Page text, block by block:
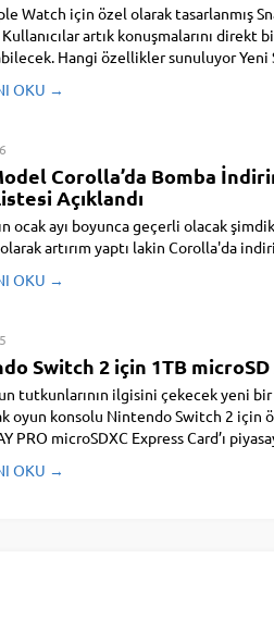
Watch için özel olarak tasarlanmış
artık konuşmalarını direkt
Hangi özellikler sunuluyor Yeni
OKU →
Corolla’da Bomba
Açıklandı
ocak ayı boyunca geçerli olacak
artırım yaptı lakin Corolla'da
OKU →
Switch 2 için 1TB
tutkunlarının ilgisini çekecek yeni bir
oyun konsolu Nintendo Switch 2 için
PRO microSDXC Express Card’ı
OKU →